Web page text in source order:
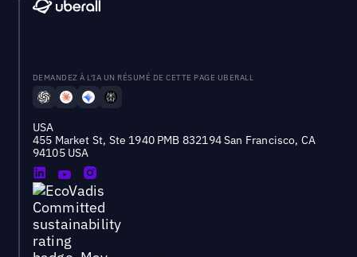
DEMANDEZ À L'IA UN RÉSUMÉ DE CETTE PAGE UBERALL
USA
455 Market St, Ste 1940 PMB 832194 San Francisco, CA
94105 USA